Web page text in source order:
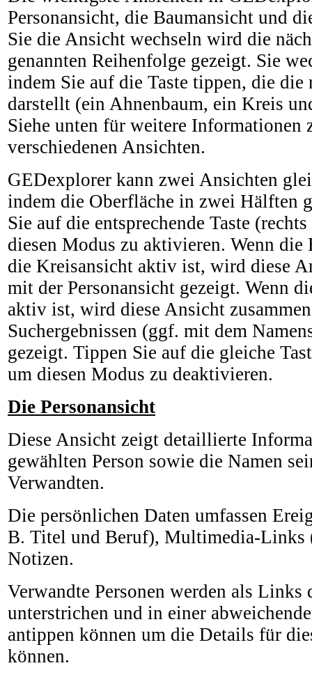
Personansicht, die Baumansicht und
Sie die Ansicht wechseln wird die
genannten Reihenfolge gezeigt. Sie
indem Sie auf die Taste tippen, die die
darstellt (ein Ahnenbaum, ein Kreis
Siehe unten für weitere Informationen
verschiedenen Ansichten.
GEDexplorer kann zwei Ansichten
indem die Oberfläche in zwei Hälften
Sie auf die entsprechende Taste
diesen Modus zu aktivieren. Wenn die
die Kreisansicht aktiv ist, wird diese
mit der Personansicht gezeigt. Wenn
aktiv ist, wird diese Ansicht
Suchergebnissen (ggf. mit dem
gezeigt. Tippen Sie auf die gleiche
um diesen Modus zu deaktivieren.
Die Personansicht
Diese Ansicht zeigt detaillierte
gewählten Person sowie die Namen
Verwandten.
Die persönlichen Daten umfassen
B. Titel und Beruf), Multimedia-Links
Notizen.
Verwandte Personen werden als Links
unterstrichen und in einer
antippen können um die Details für
können.